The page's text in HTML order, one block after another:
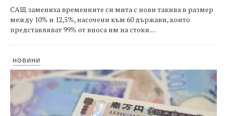
САЩ замениха временните си мита с нови такива в размер
между 10% и 12,5%, насочени към 60 държави, които
представляват 99% от вноса им на стоки....
НОВИНИ